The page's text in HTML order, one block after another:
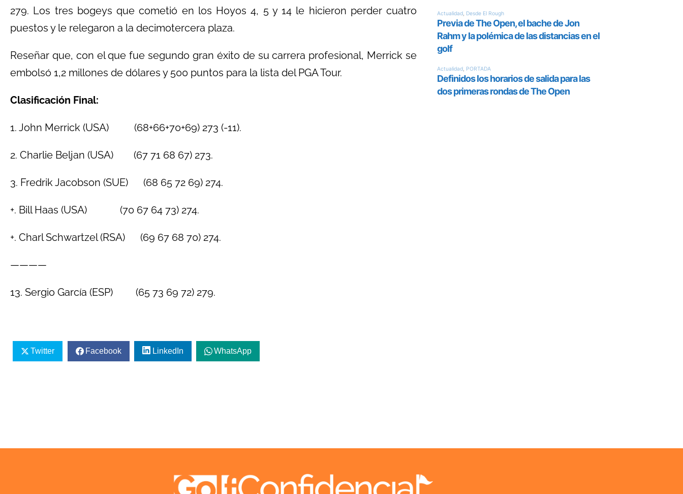
279. Los tres bogeys que cometió en los Hoyos 4, 5 y 14 le hicieron perder cuatro
puestos y le relegaron a la decimotercera plaza.
Reseñar que, con el que fue segundo gran éxito de su carrera profesional, Merrick se
embolsó 1,2 millones de dólares y 500 puntos para la lista del PGA Tour.
Clasificación Final:
1. John Merrick (USA) (68+66+70+69) 273 (-11).
2. Charlie Beljan (USA) (67 71 68 67) 273.
3. Fredrik Jacobson (SUE) (68 65 72 69) 274.
+. Bill Haas (USA) (70 67 64 73) 274.
+. Charl Schwartzel (RSA) (69 67 68 70) 274.
————
13. Sergio García (ESP) (65 73 69 72) 279.
Twitter Facebook LinkedIn WhatsApp